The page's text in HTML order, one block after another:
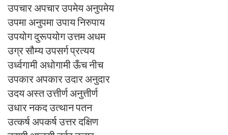
उपचार अपचार उपमेय अनुपमेय
उपमा अनुपमा उपाय निरुपाय
उपयोग दुरूपयोग उत्तम अधम
उग्र सौम्य उपसर्ग प्रत्यय
उर्ध्वगामी अधोगामी ऊँच नीच
उपकार अपकार उदार अनुदार
उदय अस्त उत्तीर्ण अनुत्तीर्ण
उधार नकद उत्थान पतन
उत्कर्ष अपकर्ष उत्तर दक्षिण